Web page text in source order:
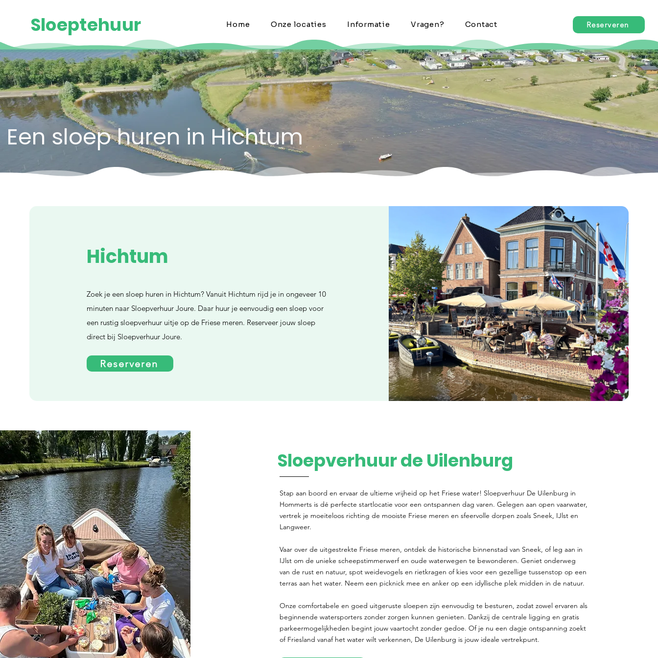
Sloeptehuur Home Onze locaties Informatie Vragen? Contact Reserveren
Een sloep huren in Hichtum
Hichtum
Zoek je een sloep huren in Hichtum? Vanuit Hichtum rijd je in ongeveer 10
minuten naar Sloepverhuur Joure. Daar huur je eenvoudig een sloep voor
een rustig sloepverhuur uitje op de Friese meren. Reserveer jouw sloep
direct bij Sloepverhuur Joure.
Reserveren
Sloepverhuur de Uilenburg
Stap aan boord en ervaar de ultieme vrijheid op het Friese water! Sloepverhuur De Uilenburg in
Hommerts is dé perfecte startlocatie voor een ontspannen dag varen. Gelegen aan open vaarwater,
vertrek je moeiteloos richting de mooiste Friese meren en sfeervolle dorpen zoals Sneek, IJlst en
Langweer.
Vaar over de uitgestrekte Friese meren, ontdek de historische binnenstad van Sneek, of leg aan in
IJlst om de unieke scheepstimmerwerf en oude waterwegen te bewonderen. Geniet onderweg
van de rust en natuur, spot weidevogels en rietkragen of kies voor een gezellige tussenstop op een
terras aan het water. Neem een picknick mee en anker op een idyllische plek midden in de natuur.
Onze comfortabele en goed uitgeruste sloepen zijn eenvoudig te besturen, zodat zowel ervaren als
beginnende watersporters zonder zorgen kunnen genieten. Dankzij de centrale ligging en gratis
parkeermogelijkheden begint jouw vaartocht zonder gedoe. Of je nu een dagje ontspanning zoekt
of Friesland vanaf het water wilt verkennen, De Uilenburg is jouw ideale vertrekpunt.